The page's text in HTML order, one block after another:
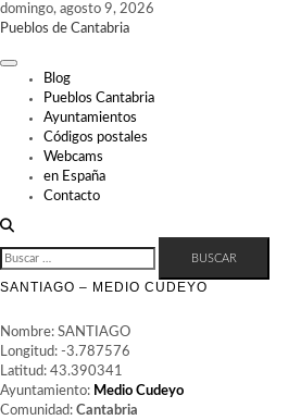
Skip
to
domingo, agosto 9, 2026
Pueblos de Cantabria
Blog
Pueblos Cantabria
Ayuntamientos
Códigos postales
Webcams
en España
Contacto
BUSCAR:
SANTIAGO – MEDIO CUDEYO
Nombre: SANTIAGO
Longitud: -3.787576
Latitud: 43.390341
Ayuntamiento: Medio Cudeyo
Comunidad: Cantabria